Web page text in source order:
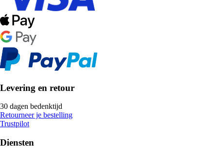
Levering en retour
30 dagen bedenktijd
Retourneer je bestelling
Trustpilot
Diensten